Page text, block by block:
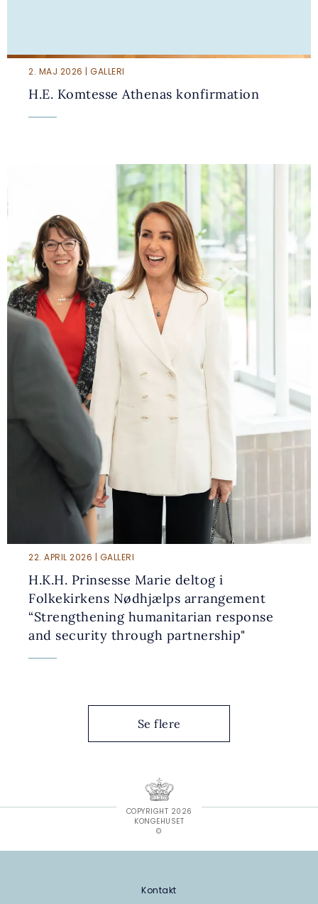
2. MAJ 2026 | GALLERI
H.E. Komtesse Athenas konfirmation
22. APRIL 2026 | GALLERI
H.K.H. Prinsesse Marie deltog i
Folkekirkens Nødhjælps arrangement
“Strengthening humanitarian response
and security through partnership"
Se flere
COPYRIGHT 2026
KONGEHUSET
©
Kontakt